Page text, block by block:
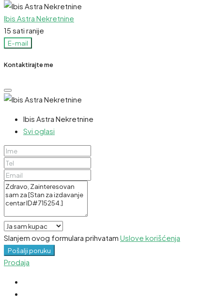
Ibis Astra Nekretnine
15 sati ranije
E-mail
Kontaktirajte me
Ibis Astra Nekretnine
Svi oglasi
Slanjem ovog formulara prihvatam Uslove korišćenja
Pošalji poruku
Prodaja